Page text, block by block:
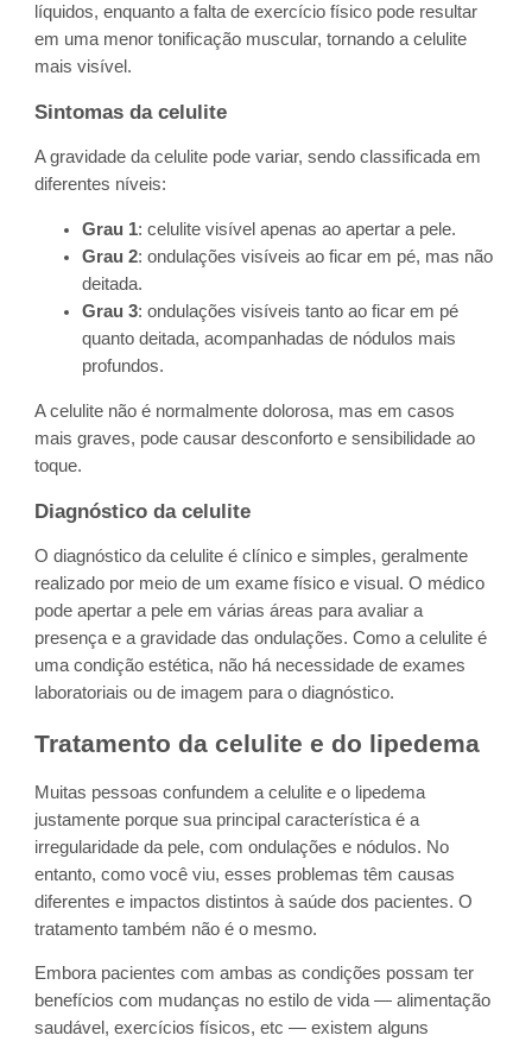
líquidos, enquanto a falta de exercício físico pode resultar
em uma menor tonificação muscular, tornando a celulite
mais visível.
Sintomas da celulite
A gravidade da celulite pode variar, sendo classificada em
diferentes níveis:
Grau 1: celulite visível apenas ao apertar a pele.
Grau 2: ondulações visíveis ao ficar em pé, mas não
deitada.
Grau 3: ondulações visíveis tanto ao ficar em pé
quanto deitada, acompanhadas de nódulos mais
profundos.
A celulite não é normalmente dolorosa, mas em casos
mais graves, pode causar desconforto e sensibilidade ao
toque.
Diagnóstico da celulite
O diagnóstico da celulite é clínico e simples, geralmente
realizado por meio de um exame físico e visual. O médico
pode apertar a pele em várias áreas para avaliar a
presença e a gravidade das ondulações. Como a celulite é
uma condição estética, não há necessidade de exames
laboratoriais ou de imagem para o diagnóstico.
Tratamento da celulite e do lipedema
Muitas pessoas confundem a celulite e o lipedema
justamente porque sua principal característica é a
irregularidade da pele, com ondulações e nódulos. No
entanto, como você viu, esses problemas têm causas
diferentes e impactos distintos à saúde dos pacientes. O
tratamento também não é o mesmo.
Embora pacientes com ambas as condições possam ter
benefícios com mudanças no estilo de vida — alimentação
saudável, exercícios físicos, etc — existem alguns